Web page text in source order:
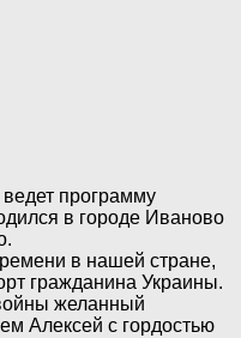
программу
в городе Иваново
в нашей стране,
гражданина Украины.
желанный
Алексей с гордостью